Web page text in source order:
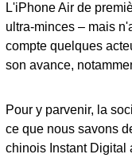
L'iPhone Air de
ultra-minces – mais
compte quelques
son avance,
Pour y parvenir, la
ce que nous savons
chinois Instant Digital